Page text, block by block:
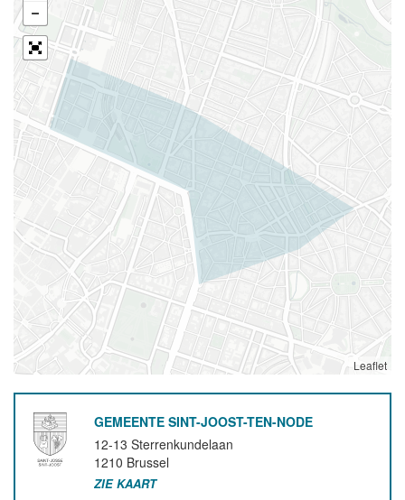
Leaflet
GEMEENTE SINT-JOOST-TEN-NODE
12-13 Sterrenkundelaan
1210 Brussel
ZIE KAART